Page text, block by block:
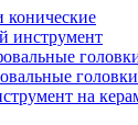
инструмент
головки
на